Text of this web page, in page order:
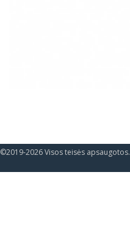
©2019-2026 Visos teisės apsaugotos.